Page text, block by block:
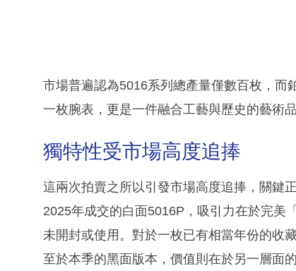
市場普遍認為5016系列總產量僅數百枚，而
一枚腕表，更是一件融合工藝與歷史的藝術品
獨特性受市場高度追捧
這兩次拍賣之所以引發市場高度追捧，關鍵
2025年成交的白面5016P，吸引力在於完美
未開封或使用。對於一枚已有相當年份的收
至於本季的黑面版本，價值則在於另一層面